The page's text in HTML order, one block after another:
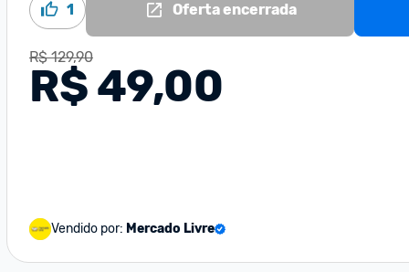
1 Oferta encerrada
R$ 129,90
R$ 49,00
Vendido por: Mercado Livre